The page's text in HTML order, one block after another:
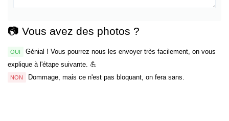
📷 Vous avez des photos ?
OUI
Génial ! Vous pourrez nous les envoyer très facilement, on vous
explique à l'étape suivante. 💪
NON Dommage, mais ce n'est pas bloquant, on fera sans.